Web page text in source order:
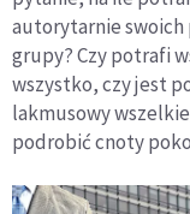
autorytarnie swoich
grupy? Czy potrafi
wszystko, czy jest
lakmusowy
podrobić cnoty